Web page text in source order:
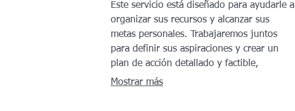
Este servicio está diseñado para ayudarle a
organizar sus recursos y alcanzar sus
metas personales. Trabajaremos juntos
para definir sus aspiraciones y crear un
plan de acción detallado y factible,
asegurando que cada paso esté alineado
Mostrar más